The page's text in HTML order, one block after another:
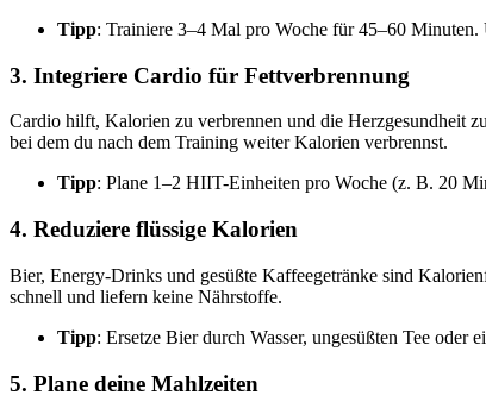
Tipp: Trainiere 3–4 Mal pro Woche für 45–60 Minuten.
3. Integriere Cardio für Fettverbrennung
Cardio hilft, Kalorien zu verbrennen und die Herzgesundheit
bei dem du nach dem Training weiter Kalorien verbrennst.
Tipp: Plane 1–2 HIIT-Einheiten pro Woche (z. B. 20
4. Reduziere flüssige Kalorien
Bier, Energy-Drinks und gesüßte Kaffeegetränke sind
schnell und liefern keine Nährstoffe.
Tipp: Ersetze Bier durch Wasser, ungesüßten Tee
5. Plane deine Mahlzeiten